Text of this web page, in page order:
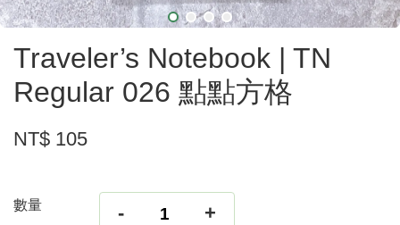
Traveler’s Notebook | TN
Regular 026 點點方格
NT$ 105
數量 - +